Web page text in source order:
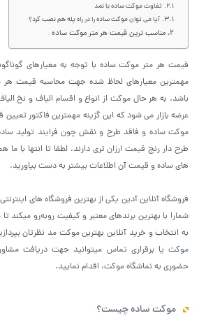
تفاوت موکت ساده با نمد
آیا می توان موکت ساده را در راه پله هم نصب کرد؟
مناسب ترین قیمت هر متر موکت ساده
قیمت هر متر موکت ساده با توجه به معیارهای
مهمترین معیارهای لحاظ شده جهت محاسبه قیمت
باشد. به هر حال موکت از انواع و اقسام الیاف و نخ
عرضه بازار می شود که این گزینه مهمترین فاکتور
موکت ساده و فاقد طرح و نقش چون فرایند تولید
طرح دار رنج قیمت ارزان تری دارند. لطفا تا انتها با
های ساده و قیمت آن اطلاعات بیشتر به دست بیاورید.
فروشگاه آنلاین آدین یکی از بهترین فروشگاه های
شمارا با بهترین برندهای معتبر و کیفیت روبه‌رو میکند
به انتخاب و خرید آنلاین بهترین موکت مد نظرتان
موکت یا برقراری تماس میتوانید جهت دریافت
حضوری به نماشگاه موکت، اقدام نمایید.
موکت ساده چیست؟